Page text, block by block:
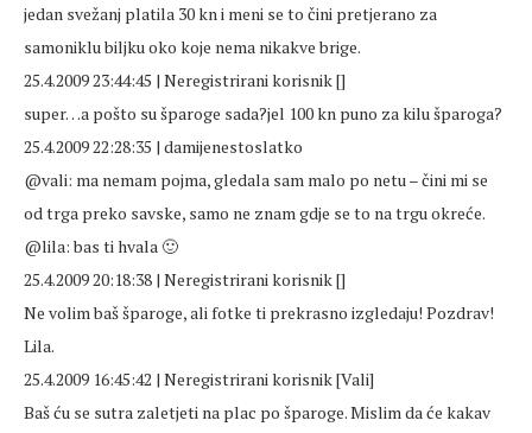
jedan svežanj platila 30 kn i meni se to čini pretjerano za
samoniklu biljku oko koje nema nikakve brige.
25.4.2009 23:44:45 | Neregistrirani korisnik []
super…a pošto su šparoge sada?jel 100 kn puno za kilu šparoga?
25.4.2009 22:28:35 | damijenestoslatko
@vali: ma nemam pojma, gledala sam malo po netu – čini mi se
od trga preko savske, samo ne znam gdje se to na trgu okreće.
@lila: bas ti hvala 🙂
25.4.2009 20:18:38 | Neregistrirani korisnik []
Ne volim baš šparoge, ali fotke ti prekrasno izgledaju! Pozdrav!
Lila.
25.4.2009 16:45:42 | Neregistrirani korisnik [Vali]
Baš ću se sutra zaletjeti na plac po šparoge. Mislim da će kakav